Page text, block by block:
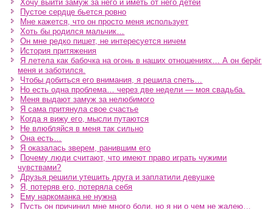
Хочу выйти замуж за него и иметь от него детей
Пустое сердце бьется ровно
Мне кажется, что он просто меня использует
Хоть бы родился мальчик…
Он мне редко пишет, не интересуется ничем
История притяжения
Я летела как бабочка на огонь в наших отношениях… А он берёг
меня и заботился.
Чтобы добиться его внимания, я решила спеть…
Но есть одна проблема… через две недели — моя свадьба.
Меня выдают замуж за нелюбимого
Я сама притянула свое счастье
Когда я вижу его, мысли путаются
Не влюбляйся в меня так сильно
Она есть…
Я оказалась зверем, ранившим его
Почему люди считают, что имеют право играть чужими
чувствами?
Друзья решили утешить друга и заплатили девушке
Я, потеряв его, потеряла себя
Ему наркоманка не нужна
Пусть он причинил мне много боли, но я ни о чем не жалею…